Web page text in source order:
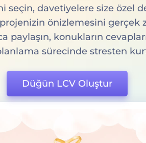
seçin, davetiyelere size özel
önizlemesini gerçek
paylaşın, konukların
sürecinde stresten
Düğün LCV Oluştur